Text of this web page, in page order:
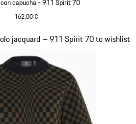
capucha - 911 Spirit 70
162,00 €
jacquard – 911 Spirit 70 to wishlist